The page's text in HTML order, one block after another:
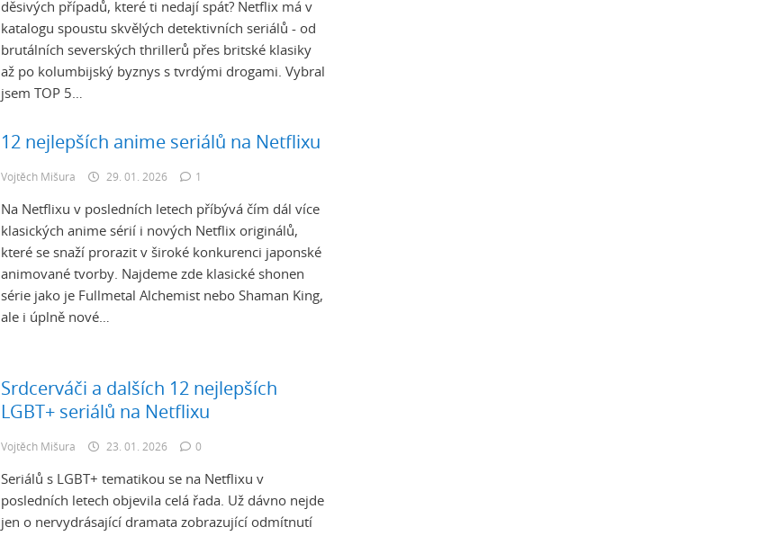
děsivých případů, které ti nedají spát? Netflix má v
katalogu spoustu skvělých detektivních seriálů - od
brutálních severských thrillerů přes britské klasiky
až po kolumbijský byznys s tvrdými drogami. Vybral
jsem TOP 5…
12 nejlepších anime seriálů na Netflixu
Vojtěch Mišura 29. 01. 2026 1
Na Netflixu v posledních letech příbývá čím dál více
klasických anime sérií i nových Netflix originálů,
které se snaží prorazit v široké konkurenci japonské
animované tvorby. Najdeme zde klasické shonen
série jako je Fullmetal Alchemist nebo Shaman King,
ale i úplně nové…
Srdcerváči a dalších 12 nejlepších
LGBT+ seriálů na Netflixu
Vojtěch Mišura 23. 01. 2026 0
Seriálů s LGBT+ tematikou se na Netflixu v
posledních letech objevila celá řada. Už dávno nejde
jen o nervydrásající dramata zobrazující odmítnutí